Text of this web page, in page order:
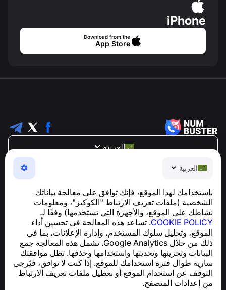
العربية
باستخدامك لهذا الموقع، فإنك توافق على معالجة بياناتك
الشخصية (ملفات تعريف الارتباط "الكوكيز"، ومعلومات
نشاطك على الموقع، والأجهزة التي تستخدمها) وفقًا لـ
COOKIE POLICY. تساعد هذه المعالجة في تحسين أداء
الموقع، وتحليل سلوك المستخدم، وإدارة الإعلانات، بما في
ذلك من خلال Google Analytics. تشمل هذه المعالجة جمع
البيانات وتخزينها وتحديثها واستخدامها وحذفها. تظل موافقتك
سارية طوال فترة استخدامك للموقع. إذا كنت لا توافق، فيُرجى
التوقف عن استخدام الموقع أو تعطيل ملفات تعريف الارتباط
من إعدادات المتصفح.
iPhone
Download from the
App Store
العربية
NumBuster © 2013—2026 ·
support@numbuster.com
تطبيق سهل الاستخدام يحميك من الاحتيال الهاتفي، الرسائل
للاستفسارات المتعلقة بالامتثال للائحة العامة لحماية البيانات
support@numbuster.com
مركز المساعدة
الأخبار والمقالات
حول المشروع
جهات الاتصال